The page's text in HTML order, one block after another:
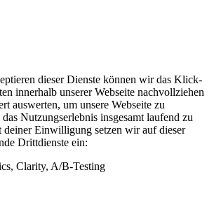
dieser Dienste können wir das Klick-
innerhalb unserer Webseite nachvollziehen
auswerten, um unsere Webseite zu
Nutzungserlebnis insgesamt laufend zu
deiner Einwilligung setzen wir auf dieser
Drittdienste ein:
Clarity, A/B-Testing